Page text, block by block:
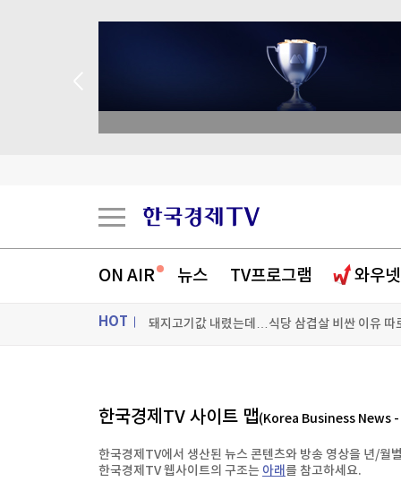
ON AIR 뉴스 TV프로그램 와우넷
HOT
삼전닉스 문턱 높였더니…코스닥 레버리지 '불기
후진 차량 골라 '쿵'…44차례 사고로 2억원 챙긴
돼지고기값 내렸는데…식당 삼겹살 비싼 이유
삼전닉스 문턱 높였더니…코스닥 레버리지 '불기
한국경제TV
굿모닝 작전
뉴스홈
금융
한국경제TV 사이트 맵(Korea Business News
한국경제TV에서 생산된 뉴스 콘텐츠와 방송 영상을 년/월
한국경제TV 웹사이트의 구조는아래를 참고하세요.